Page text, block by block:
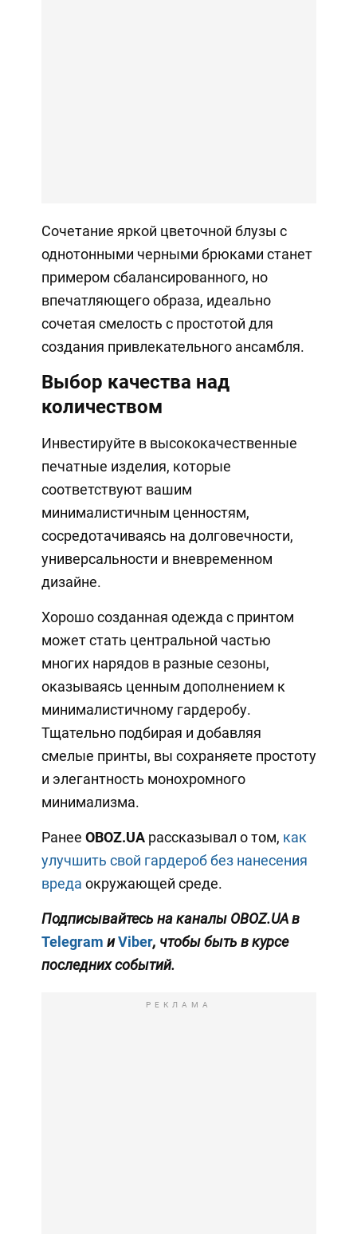
Сочетание яркой цветочной блузы с
однотонными черными брюками станет
примером сбалансированного, но
впечатляющего образа, идеально
сочетая смелость с простотой для
создания привлекательного ансамбля.
Выбор качества над
количеством
Инвестируйте в высококачественные
печатные изделия, которые
соответствуют вашим
минималистичным ценностям,
сосредотачиваясь на долговечности,
универсальности и вневременном
дизайне.
Хорошо созданная одежда с принтом
может стать центральной частью
многих нарядов в разные сезоны,
оказываясь ценным дополнением к
минималистичному гардеробу.
Тщательно подбирая и добавляя
смелые принты, вы сохраняете простоту
и элегантность монохромного
минимализма.
Ранее OBOZ.UA рассказывал о том, как
улучшить свой гардероб без нанесения
вреда окружающей среде.
Подписывайтесь на каналы OBOZ.UAв
Telegram иViber, чтобы быть в курсе
последних событий.
РЕКЛАМА